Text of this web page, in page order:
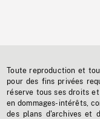
Toute reproduction et
pour des fins privées
réserve tous ses droits
en dommages-intérêts,
des plans d'archives et